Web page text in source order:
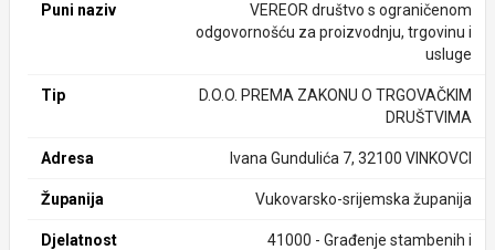
Puni naziv
VEREOR društvo s ograničenom
odgovornošću za proizvodnju, trgovinu i
usluge
Tip
D.O.O. PREMA ZAKONU O TRGOVAČKIM
DRUŠTVIMA
Adresa Ivana Gundulića 7, 32100 VINKOVCI
Županija Vukovarsko-srijemska županija
Djelatnost
41000 - Građenje stambenih i